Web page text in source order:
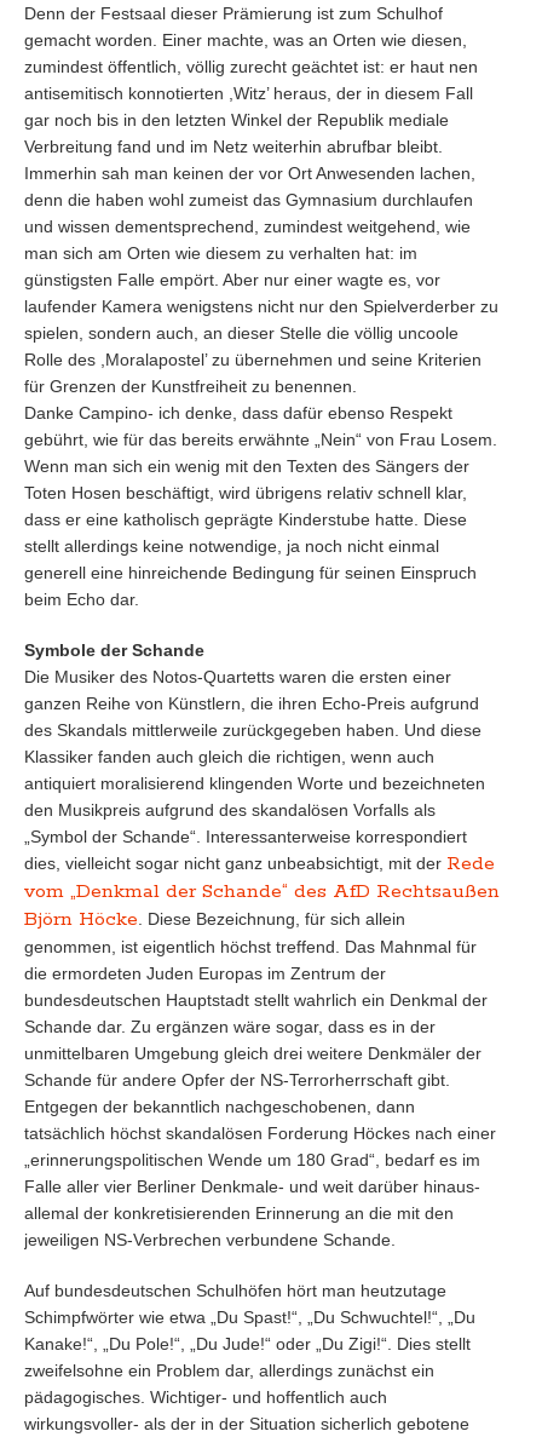
Denn der Festsaal dieser Prämierung ist zum Schulhof
gemacht worden. Einer machte, was an Orten wie diesen,
zumindest öffentlich, völlig zurecht geächtet ist: er haut nen
antisemitisch konnotierten ,Witz’ heraus, der in diesem Fall
gar noch bis in den letzten Winkel der Republik mediale
Verbreitung fand und im Netz weiterhin abrufbar bleibt.
Immerhin sah man keinen der vor Ort Anwesenden lachen,
denn die haben wohl zumeist das Gymnasium durchlaufen
und wissen dementsprechend, zumindest weitgehend, wie
man sich am Orten wie diesem zu verhalten hat: im
günstigsten Falle empört. Aber nur einer wagte es, vor
laufender Kamera wenigstens nicht nur den Spielverderber zu
spielen, sondern auch, an dieser Stelle die völlig uncoole
Rolle des ,Moralapostel’ zu übernehmen und seine Kriterien
für Grenzen der Kunstfreiheit zu benennen.
Danke Campino- ich denke, dass dafür ebenso Respekt
gebührt, wie für das bereits erwähnte „Nein“ von Frau Losem.
Wenn man sich ein wenig mit den Texten des Sängers der
Toten Hosen beschäftigt, wird übrigens relativ schnell klar,
dass er eine katholisch geprägte Kinderstube hatte. Diese
stellt allerdings keine notwendige, ja noch nicht einmal
generell eine hinreichende Bedingung für seinen Einspruch
beim Echo dar.
Symbole der Schande
Die Musiker des Notos-Quartetts waren die ersten einer
ganzen Reihe von Künstlern, die ihren Echo-Preis aufgrund
des Skandals mittlerweile zurückgegeben haben. Und diese
Klassiker fanden auch gleich die richtigen, wenn auch
antiquiert moralisierend klingenden Worte und bezeichneten
den Musikpreis aufgrund des skandalösen Vorfalls als
„Symbol der Schande“. Interessanterweise korrespondiert
dies, vielleicht sogar nicht ganz unbeabsichtigt, mit der Rede
vom „Denkmal der Schande“ des AfD Rechtsaußen
Björn Höcke . Diese Bezeichnung, für sich allein
genommen, ist eigentlich höchst treffend. Das Mahnmal für
die ermordeten Juden Europas im Zentrum der
bundesdeutschen Hauptstadt stellt wahrlich ein Denkmal der
Schande dar. Zu ergänzen wäre sogar, dass es in der
unmittelbaren Umgebung gleich drei weitere Denkmäler der
Schande für andere Opfer der NS-Terrorherrschaft gibt.
Entgegen der bekanntlich nachgeschobenen, dann
tatsächlich höchst skandalösen Forderung Höckes nach einer
„erinnerungspolitischen Wende um 180 Grad“, bedarf es im
Falle aller vier Berliner Denkmale- und weit darüber hinaus-
allemal der konkretisierenden Erinnerung an die mit den
jeweiligen NS-Verbrechen verbundene Schande.
Auf bundesdeutschen Schulhöfen hört man heutzutage
Schimpfwörter wie etwa „Du Spast!“, „Du Schwuchtel!“, „Du
Kanake!“, „Du Pole!“, „Du Jude!“ oder „Du Zigi!“. Dies stellt
zweifelsohne ein Problem dar, allerdings zunächst ein
pädagogisches. Wichtiger- und hoffentlich auch
wirkungsvoller- als der in der Situation sicherlich gebotene